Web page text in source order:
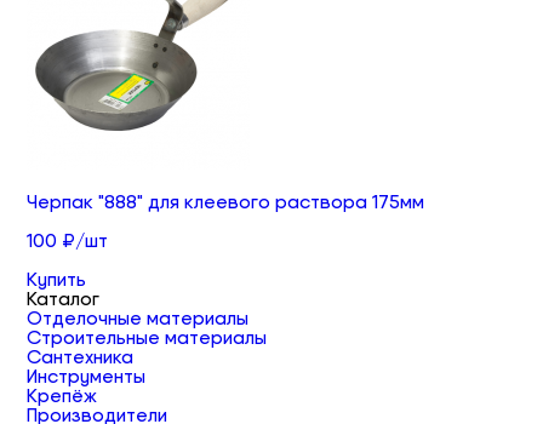
Черпак "888" для клеевого раствора 175мм
100 ₽/шт
Купить
Каталог
Отделочные материалы
Строительные материалы
Сантехника
Инструменты
Крепёж
Производители